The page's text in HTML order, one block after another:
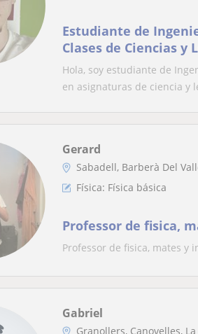
Estudiante de
Clases de Ciencias y
Hola, soy estudiante de
en asignaturas de ciencia y
Gerard
Sabadell, Barberà Del
Física: Física básica
Professor de fisica,
Professor de fisica, mates y
Gabriel
Granollers, Canovelles, La